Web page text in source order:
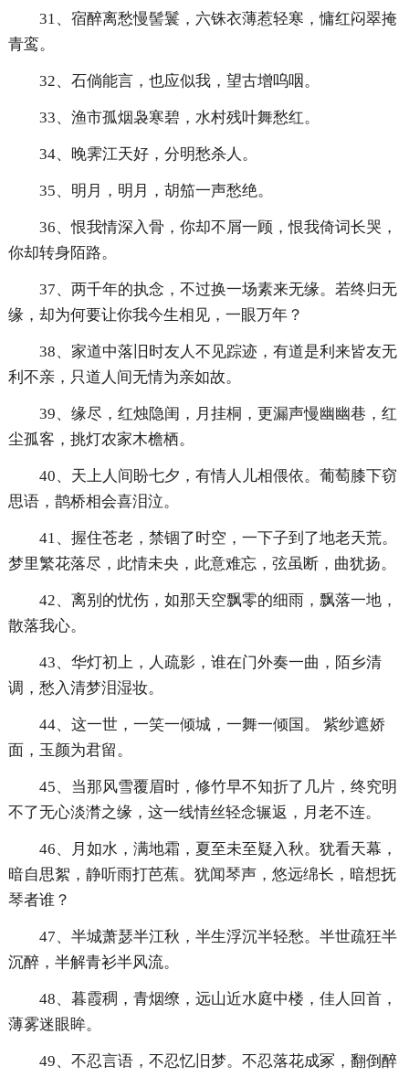
31、宿醉离愁慢髻鬟，六铢衣薄惹轻寒，慵红闷翠掩
青鸾。
32、石倘能言，也应似我，望古增呜咽。
33、渔市孤烟袅寒碧，水村残叶舞愁红。
34、晚霁江天好，分明愁杀人。
35、明月，明月，胡笳一声愁绝。
36、恨我情深入骨，你却不屑一顾，恨我倚词长哭，
你却转身陌路。
37、两千年的执念，不过换一场素来无缘。若终归无
缘，却为何要让你我今生相见，一眼万年？
38、家道中落旧时友人不见踪迹，有道是利来皆友无
利不亲，只道人间无情为亲如故。
39、缘尽，红烛隐闺，月挂桐，更漏声慢幽幽巷，红
尘孤客，挑灯农家木檐栖。
40、天上人间盼七夕，有情人儿相偎依。葡萄膝下窃
思语，鹊桥相会喜泪泣。
41、握住苍老，禁锢了时空，一下子到了地老天荒。
梦里繁花落尽，此情未央，此意难忘，弦虽断，曲犹扬。
42、离别的忧伤，如那天空飘零的细雨，飘落一地，
散落我心。
43、华灯初上，人疏影，谁在门外奏一曲，陌乡清
调，愁入清梦泪湿妆。
44、这一世，一笑一倾城，一舞一倾国。 紫纱遮娇
面，玉颜为君留。
45、当那风雪覆眉时，修竹早不知折了几片，终究明
不了无心淡潸之缘，这一线情丝轻念辗返，月老不连。
46、月如水，满地霜，夏至未至疑入秋。犹看天幕，
暗自思絮，静听雨打芭蕉。犹闻琴声，悠远绵长，暗想抚
琴者谁？
47、半城萧瑟半江秋，半生浮沉半轻愁。半世疏狂半
沉醉，半解青衫半风流。
48、暮霞稠，青烟缭，远山近水庭中楼，佳人回首，
薄雾迷眼眸。
49、不忍言语，不忍忆旧梦。不忍落花成冢，翻倒醉